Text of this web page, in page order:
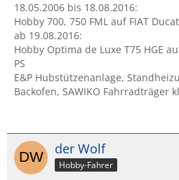
18.05.2006 bis 18.08.2016:
Hobby 700, 750 FML auf FIAT
ab 19.08.2016:
Hobby Optima de Luxe T75 HGE
PS
E&P Hubstützenanlage,
Backofen, SAWIKO Fahrradträger
der Wolf
Hobby-Fahrer